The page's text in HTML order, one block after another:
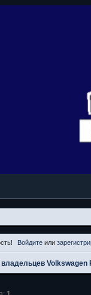
Войдите или
Volkswagen